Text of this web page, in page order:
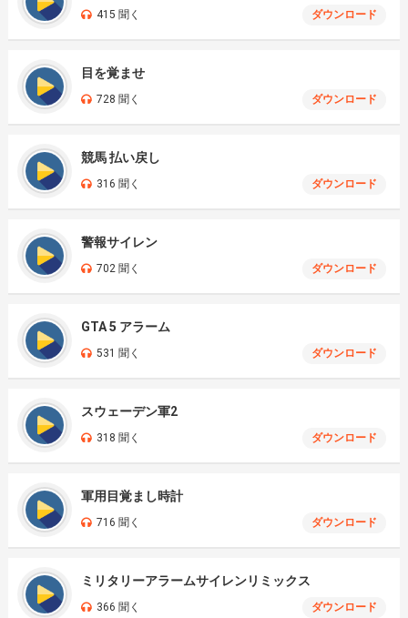
415 聞く ダウンロード
目を覚ませ
728 聞く ダウンロード
競馬 払い戻し
316 聞く ダウンロード
警報サイレン
702 聞く ダウンロード
GTA 5 アラーム
531 聞く ダウンロード
スウェーデン軍2
318 聞く ダウンロード
軍用目覚まし時計
716 聞く ダウンロード
ミリタリーアラームサイレンリミックス
366 聞く ダウンロード